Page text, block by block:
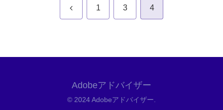
前 1 3 4
Adobeアドバイザー
© 2024 Adobeアドバイザー.